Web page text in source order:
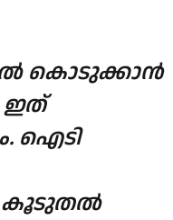
കൊടുക്കാന്‍
ഇത്
ഐടി
കൂടുതല്‍